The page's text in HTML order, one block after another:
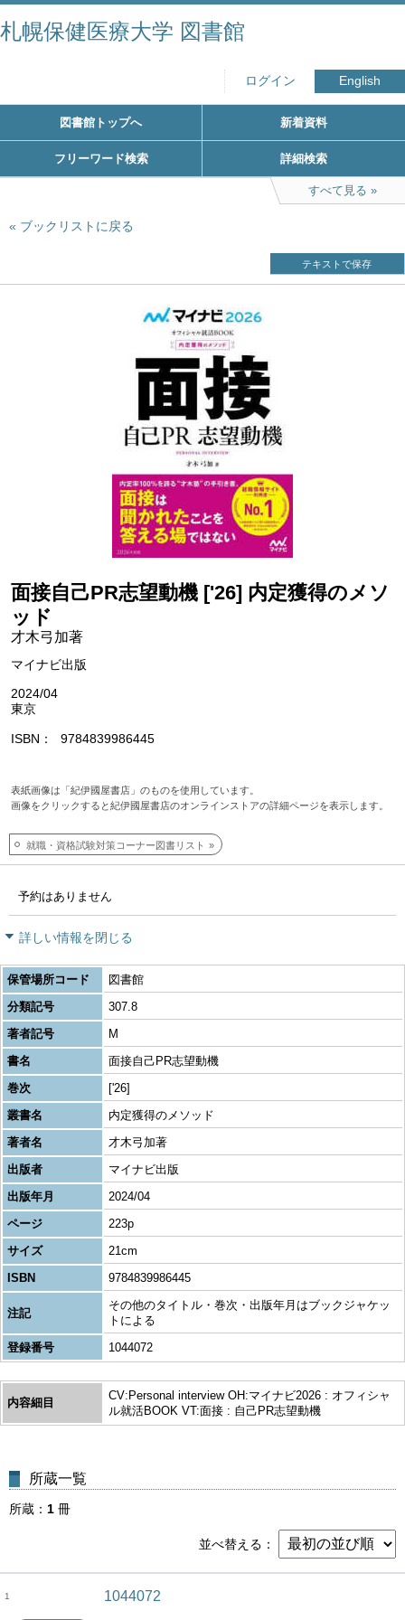
札幌保健医療大学 図書館
ログイン English
図書館トップへ 新着資料
フリーワード検索 詳細検索
すべて見る
ブックリストに戻る
テキストで保存
面接自己PR志望動機 ['26] 内定獲得のメソ
ッド
才木弓加著
マイナビ出版
2024/04
東京
ISBN 9784839986445
表紙画像は「紀伊國屋書店」のものを使用しています。
画像をクリックすると紀伊國屋書店のオンラインストアの詳細ページを表示します。
就職・資格試験対策コーナー図書リスト
予約はありません
詳しい情報を閉じる
保管場所コード
図書館
分類記号
307.8
著者記号
M
書名
面接自己PR志望動機
巻次
['26]
叢書名
内定獲得のメソッド
著者名
才木弓加著
出版者
マイナビ出版
出版年月
2024/04
ページ
223p
サイズ
21cm
ISBN
9784839986445
注記
その他のタイトル・巻次・出版年月はブックジャケッ
トによる
登録番号
1044072
内容細目
CV:Personal interview OH:マイナビ2026 : オフィシャ
ル就活BOOK VT:面接 : 自己PR志望動機
所蔵一覧
所蔵 1 冊
並べ替える
1 1044072